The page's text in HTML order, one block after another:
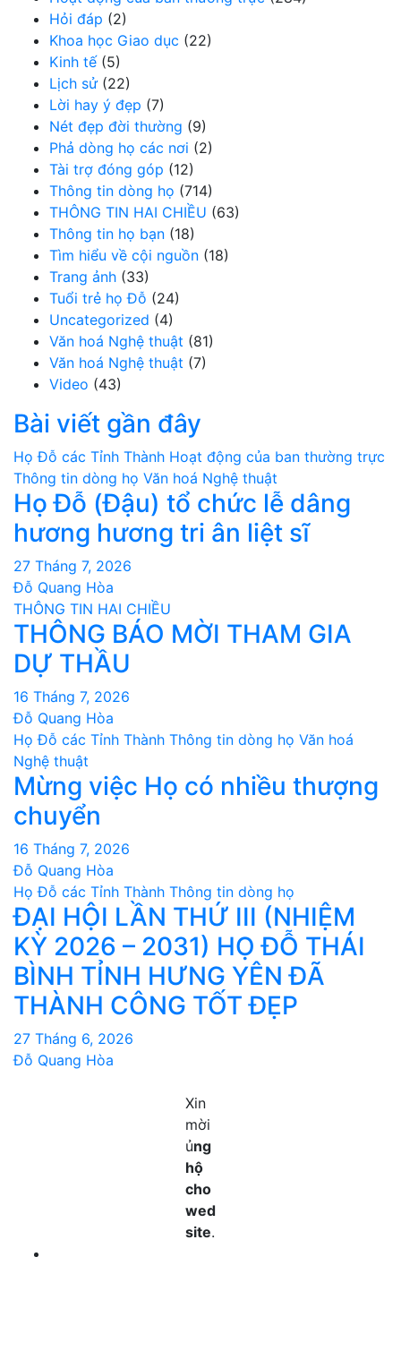
Hỏi đáp (2)
Khoa học Giao dục (22)
Kinh tế(5)
Lịch sử(22)
Lời hay ý đẹp (7)
Nét đẹp đời thường (9)
Phả dòng họ các nơi (2)
Tài trợ đóng góp (12)
Thông tin dòng họ (714)
THÔNG TIN HAI CHIỀU (63)
Thông tin họ bạn (18)
Tìm hiểu về cội nguồn (18)
Trang ảnh (33)
Tuổi trẻ họ Đỗ (24)
Uncategorized (4)
Văn hoá Nghệ thuật (81)
Văn hoá Nghệ thuật (7)
Video (43)
Bài viết gần đây
Họ Đỗ các Tỉnh Thành Hoạt động của ban thường trực
Thông tin dòng họ Văn hoá Nghệ thuật
Họ Đỗ (Đậu) tổ chức lễ dâng
hương hương tri ân liệt sĩ
27 Tháng 7, 2026
Đỗ Quang Hòa
THÔNG TIN HAI CHIỀU
THÔNG BÁO MỜI THAM GIA
DỰ THẦU
16 Tháng 7, 2026
Đỗ Quang Hòa
Họ Đỗ các Tỉnh Thành Thông tin dòng họ Văn hoá
Nghệ thuật
Mừng việc Họ có nhiều thượng
chuyển
16 Tháng 7, 2026
Đỗ Quang Hòa
Họ Đỗ các Tỉnh Thành Thông tin dòng họ
ĐẠI HỘI LẦN THỨ III (NHIỆM
KỲ 2026 – 2031) HỌ ĐỖ THÁI
BÌNH TỈNH HƯNG YÊN ĐÃ
THÀNH CÔNG TỐT ĐẸP
27 Tháng 6, 2026
Đỗ Quang Hòa
Xin
mời
ủng
hộ
cho
wed
site.